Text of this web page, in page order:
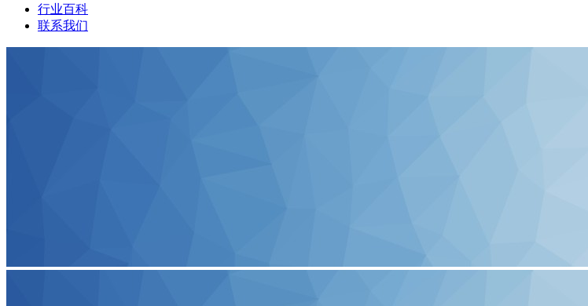
行业百科
联系我们